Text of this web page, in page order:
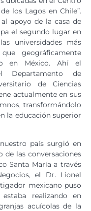
los Lagos en Chile”.
apoyo de la casa de
el segundo lugar en
universidades más
geográficamente
en México. Ahí el
Departamento de
de Ciencias
actualmente en sus
transformándolo
la educación superior
país surgió en
de las conversaciones
Santa María a través
el Dr. Lionel
mexicano puso
realizando en
acuícolas de la